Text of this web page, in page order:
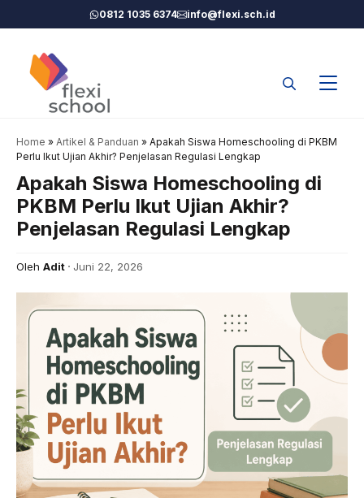
ke
0812 1035 6374 info@flexi.sch.id
Home » Artikel & Panduan » Apakah Siswa Homeschooling di PKBM
Perlu Ikut Ujian Akhir? Penjelasan Regulasi Lengkap
Apakah Siswa Homeschooling di
PKBM Perlu Ikut Ujian Akhir?
Penjelasan Regulasi Lengkap
Oleh Adit Juni 22, 2026